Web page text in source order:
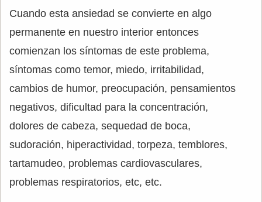
Cuando esta ansiedad se convierte en algo
permanente en nuestro interior entonces
comienzan los síntomas de este problema,
síntomas como temor, miedo, irritabilidad,
cambios de humor, preocupación, pensamientos
negativos, dificultad para la concentración,
dolores de cabeza, sequedad de boca,
sudoración, hiperactividad, torpeza, temblores,
tartamudeo, problemas cardiovasculares,
problemas respiratorios, etc, etc.